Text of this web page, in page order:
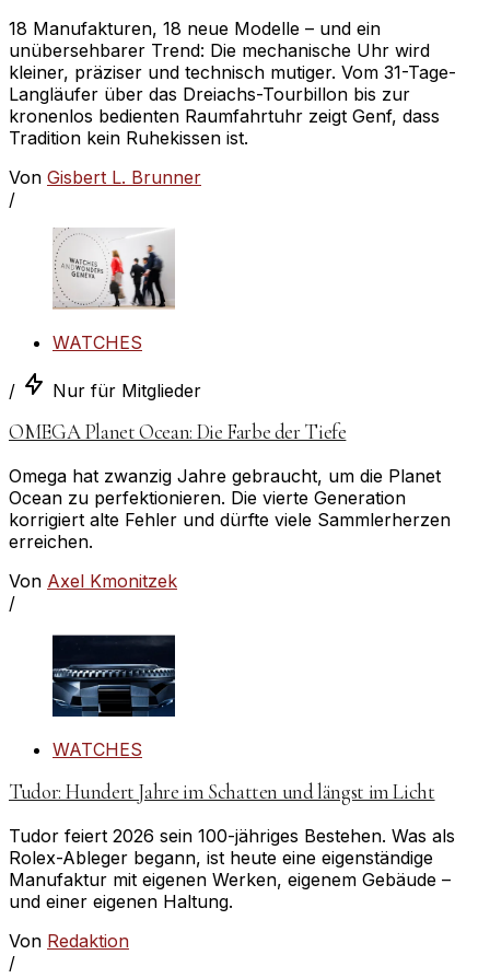
18 Manufakturen, 18 neue Modelle – und ein
unübersehbarer Trend: Die mechanische Uhr wird
kleiner, präziser und technisch mutiger. Vom 31-Tage-
Langläufer über das Dreiachs-Tourbillon bis zur
kronenlos bedienten Raumfahrtuhr zeigt Genf, dass
Tradition kein Ruhekissen ist.
Von Gisbert L. Brunner
/
WATCHES
/ Nur für Mitglieder
OMEGA Planet Ocean: Die Farbe der Tiefe
Omega hat zwanzig Jahre gebraucht, um die Planet
Ocean zu perfektionieren. Die vierte Generation
korrigiert alte Fehler und dürfte viele Sammlerherzen
erreichen.
Von Axel Kmonitzek
/
WATCHES
Tudor: Hundert Jahre im Schatten und längst im Licht
Tudor feiert 2026 sein 100-jähriges Bestehen. Was als
Rolex-Ableger begann, ist heute eine eigenständige
Manufaktur mit eigenen Werken, eigenem Gebäude –
und einer eigenen Haltung.
Von Redaktion
/